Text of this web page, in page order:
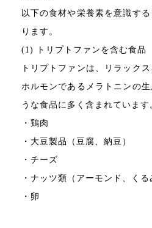
以下の食材や栄養素を意識す
ります。
(1) トリプトファンを含む食品
トリプトファンは、リラック
ホルモンであるメラトニンの
うな食品に多く含まれています
・鶏肉
・大豆製品（豆腐、納豆）
・チーズ
・ナッツ類（アーモンド、くる
・卵